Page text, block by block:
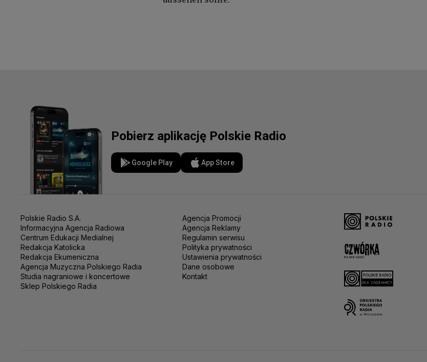
Pobierz aplikację Polskie Radio
Google Play App Store
Polskie Radio S.A.
Informacyjna Agencja Radiowa
Centrum Edukacji Medialnej
Redakcja Katolicka
Redakcja Ekumeniczna
Agencja Muzyczna Polskiego Radia
Studia nagraniowe i koncertowe
Sklep Polskiego Radia
Agencja Promocji
Agencja Reklamy
Regulamin serwisu
Polityka prywatności
Ustawienia prywatności
Dane osobowe
Kontakt